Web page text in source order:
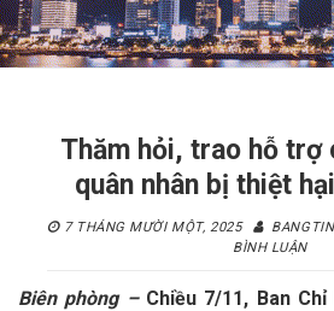
Thăm hỏi, trao hỗ trợ
quân nhân bị thiệt
7 THÁNG MƯỜI MỘT, 2025
BÌNH LUẬN
Biên phòng – Chiều 7/11, Ban